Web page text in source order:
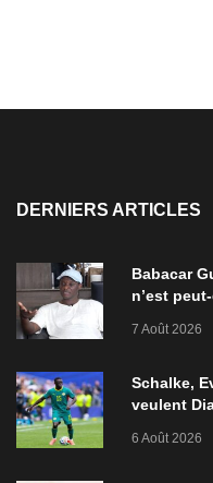
DERNIERS ARTICLES
Babacar
n’est
7 Août 2026
Schalke,
veulent
6 Août 2026